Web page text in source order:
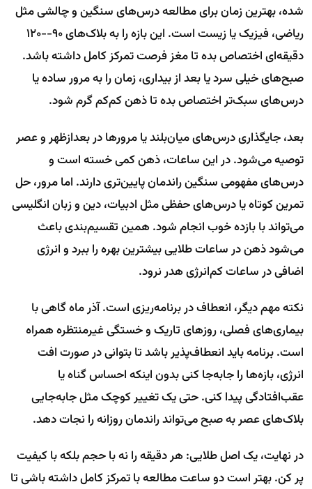
شده، بهترین زمان برای مطالعه درس‌های سنگین و چالشی مثل
ریاضی، فیزیک یا زیست است. این بازه را به بلاک‌های ۹۰--۱۲۰
دقیقه‌ای اختصاص بده تا مغز فرصت تمرکز کامل داشته باشد.
صبح‌های خیلی سرد یا بعد از بیداری، زمان را به مرور ساده یا
درس‌های سبک‌تر اختصاص بده تا ذهن کم‌کم گرم شود.
بعد، جایگذاری درس‌های میان‌بلند یا مرورها در بعدازظهر و عصر
توصیه می‌شود. در این ساعات، ذهن کمی خسته است و
درس‌های مفهومی سنگین راندمان پایین‌تری دارند. اما مرور، حل
تمرین کوتاه یا درس‌های حفظی مثل ادبیات، دین و زبان انگلیسی
می‌تواند با بازده خوب انجام شود. همین تقسیم‌بندی باعث
می‌شود ذهن در ساعات طلایی بیشترین بهره را ببرد و انرژی
اضافی در ساعات کم‌انرژی هدر نرود.
نکته مهم دیگر، انعطاف در برنامه‌ریزی است. آذر ماه گاهی با
بیماری‌های فصلی، روزهای تاریک و خستگی غیرمنتظره همراه
است. برنامه باید انعطاف‌پذیر باشد تا بتوانی در صورت افت
انرژی، بازه‌ها را جابه‌جا کنی بدون اینکه احساس گناه یا
عقب‌افتادگی پیدا کنی. حتی یک تغییر کوچک مثل جابه‌جایی
بلاک‌های عصر به صبح می‌تواند راندمان روزانه را نجات دهد.
در نهایت، یک اصل طلایی: هر دقیقه را نه با حجم بلکه با کیفیت
پر کن. بهتر است دو ساعت مطالعه با تمرکز کامل داشته باشی تا